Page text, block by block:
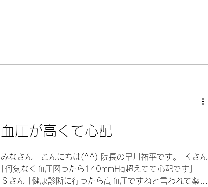
血圧が高くて心配
みなさん こんにちは(^^) 院長の早川祐平です。 Ｋさん
｢何気なく血圧図ったら140mmHg超えてて心配です」
Ｓさん ｢健康診断に行ったら高血圧ですねと言われて薬が